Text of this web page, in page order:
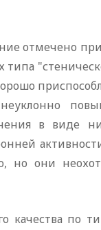
отмечено
типа
в виде
но они
качества по